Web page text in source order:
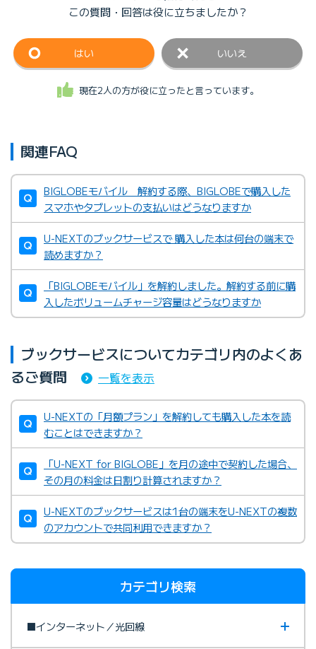
この質問・回答は役に立ちましたか？
はい いいえ
現在2人の方が役に立ったと言っています。
関連FAQ
BIGLOBEモバイル 解約する際、BIGLOBEで購入した
スマホやタブレットの支払いはどうなりますか
U-NEXTのブックサービスで 購入した本は何台の端末で
読めますか？
「BIGLOBEモバイル」を解約しました。解約する前に購
入したボリュームチャージ容量はどうなりますか
ブックサービスについてカテゴリ内のよくあ
るご質問
一覧を表示
U-NEXTの「月額プラン」を解約しても購入した本を読
むことはできますか？
「U-NEXT for BIGLOBE」を月の途中で契約した場合、
その月の料金は日割り計算されますか？
U-NEXTのブックサービスは1台の端末をU-NEXTの複数
のアカウントで共同利用できますか？
カテゴリ検索
■インターネット／光回線